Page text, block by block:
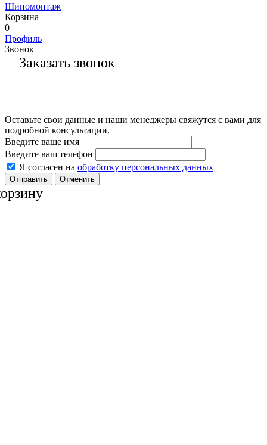
Шиномонтаж
Корзина
0
Профиль
Звонок
Заказать звонок
Оставьте свои данные и наши менеджеры свяжутся с вами для
подробной консультации.
Введите ваше имя
Введите ваш телефон
Я согласен на обработку персональных данных
Отменить